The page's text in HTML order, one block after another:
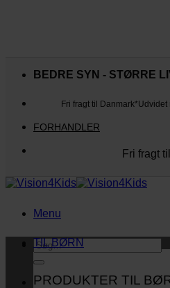
BEDRE SYN - STØRRE
Fri fragt til Danmark*Udvidet
FORHANDLER
Fri fragt
Menu
Søg
efter:
TIL BØRN
PRODUKTER TIL